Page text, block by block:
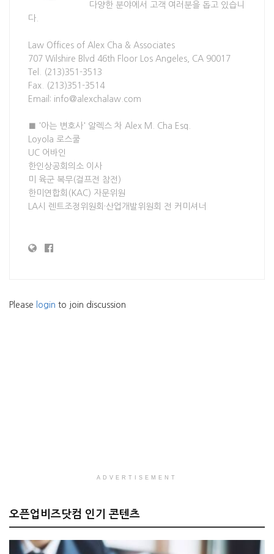
다양한 분야에서 고객 여러분을 돕고 있습니
다.
Law Offices of Alex Cha & Associates
707 Wilshire Blvd 46th Floor Los Angeles, CA 90017
Tel. (213)351-3513
Fax. (213)351-3514
Email: info@alexchalaw.com
■ '아는 변호사' 알렉스 차 Alex M. Cha Esq.
Loyola 로스쿨
UC 어바인
한인상공회의소 이사
미 육군 복무(걸프전 참전)
한미연합회(KAC) 자문위원
LA시 렌트조정위원회·산업개발위원회 전 커미셔너
Please login to join discussion
ADVERTISEMENT
오픈업비즈닷컴 인기 콘텐츠